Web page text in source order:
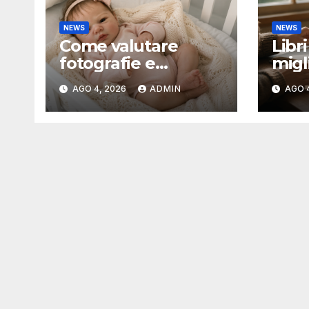
NEWS
Come valutare
fotografie e
descrizioni di una
bambola reborn
AGO 4, 2026 ADMIN
NEWS
AGO